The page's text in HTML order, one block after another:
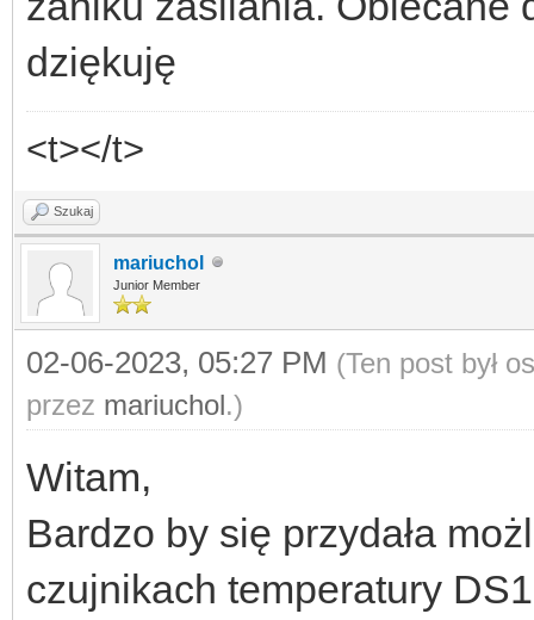
dziękuję
<t></t>
Szukaj
mariuchol
Junior Member
02-06-2023, 05:27 PM (Ten post był
przez mariuchol.)
Witam,
Bardzo by się przydała
czujnikach temperatury